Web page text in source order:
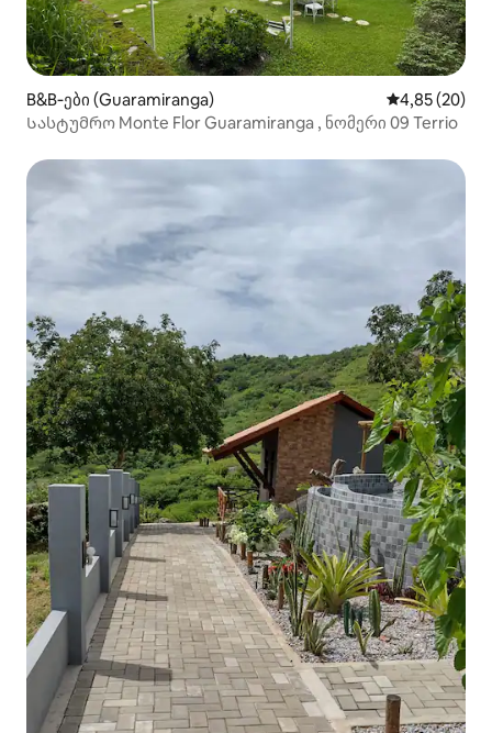
B&B‑ები (Guaramiranga) საშუალო
4,85 (20)
Სასტუმრო Monte Flor Guaramiranga , ნომერი 09 Terrio